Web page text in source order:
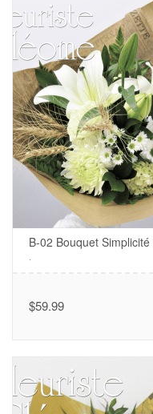
B-02 Bouquet Simplicité
$59.99